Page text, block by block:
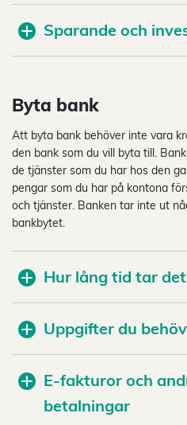
Sparande och
Byta bank
Att byta bank behöver inte vara
den bank som du vill byta till.
de tjänster som du har hos den
pengar som du har på kontona
och tjänster. Banken tar inte ut
bankbytet.
Hur lång tid tar
Uppgifter du
E-fakturor och
betalningar